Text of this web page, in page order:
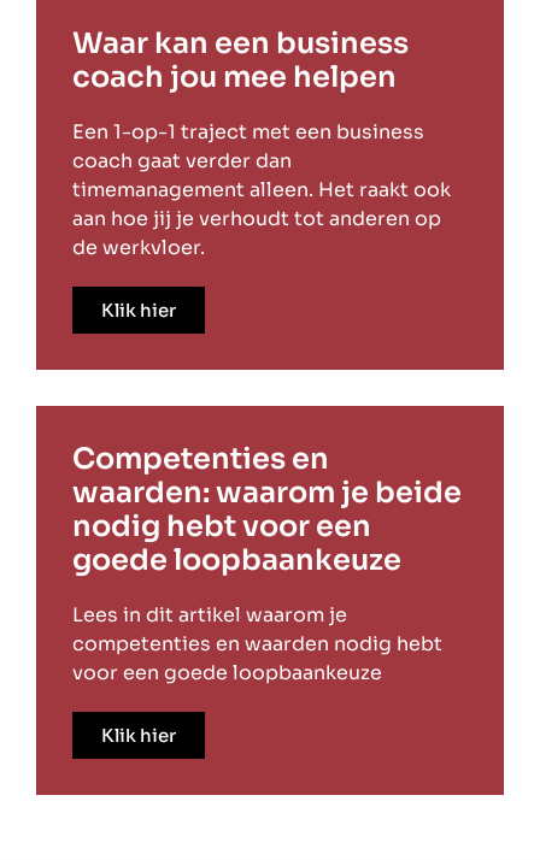
Waar kan een business
coach jou mee helpen
Een 1-op-1 traject met een business
coach gaat verder dan
timemanagement alleen. Het raakt ook
aan hoe jij je verhoudt tot anderen op
de werkvloer.
Klik hier
Competenties en
waarden: waarom je beide
nodig hebt voor een
goede loopbaankeuze
Lees in dit artikel waarom je
competenties en waarden nodig hebt
voor een goede loopbaankeuze
Klik hier